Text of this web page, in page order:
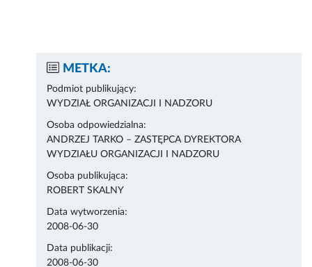
METKA:
Podmiot publikujący:
WYDZIAŁ ORGANIZACJI I NADZORU
Osoba odpowiedzialna:
ANDRZEJ TARKO – ZASTĘPCA DYREKTORA
WYDZIAŁU ORGANIZACJI I NADZORU
Osoba publikująca:
ROBERT SKALNY
Data wytworzenia:
2008-06-30
Data publikacji:
2008-06-30